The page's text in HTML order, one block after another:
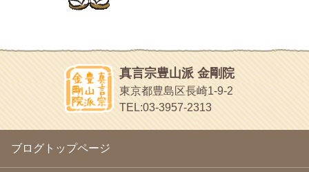
(13)
2010年5月(22)
2010年4月(25)
2010年3月(22)
2010年2月
(23)
2010年1月(23)
2009年12月(18)
2009年10月(20)
2009年9月(20)
ほうげん日記
放言じゃなくて和尚さんの名前だよ
面白いサイトみつけたよ。
ヘェ～という感じ
chocolab.Air♪DIALY
ラブラドールのワンちゃんがかわいいよ
真言宗豊山派 金剛院
東京都豊島区長崎1-9-2
TEL:03-3957-2313
ブログトップページ